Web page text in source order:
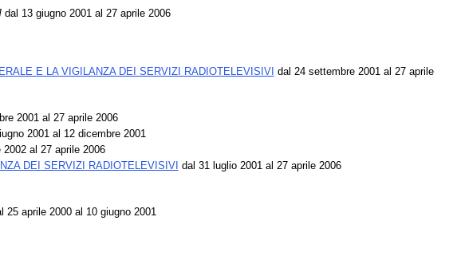
dal 13 giugno 2001 al 27 aprile 2006
E LA VIGILANZA DEI SERVIZI RADIOTELEVISIVI dal 24 settembre 2001 al 27 aprile
2001 al 27 aprile 2006
2001 al 12 dicembre 2001
al 27 aprile 2006
DEI SERVIZI RADIOTELEVISIVI dal 31 luglio 2001 al 27 aprile 2006
aprile 2000 al 10 giugno 2001